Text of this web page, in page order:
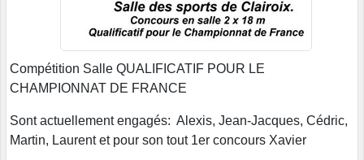
Compétition Salle QUALIFICATIF POUR LE
CHAMPIONNAT DE FRANCE
Sont actuellement engagés: Alexis, Jean-Jacques, Cédric,
Martin, Laurent et pour son tout 1er concours Xavier